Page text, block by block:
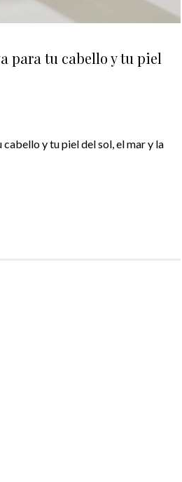
para tu cabello y tu piel
y tu piel del sol, el mar y la